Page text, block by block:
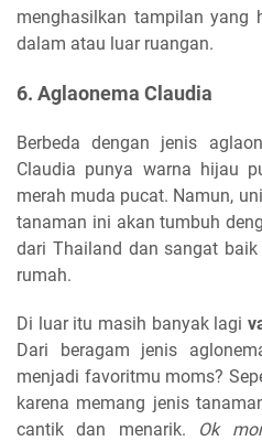
menghasilkan tampilan yang
dalam atau luar ruangan.
6. Aglaonema Claudia
Berbeda dengan jenis
Claudia punya warna hijau
merah muda pucat. Namun,
tanaman ini akan tumbuh
dari Thailand dan sangat
rumah.
Di luar itu masih banyak lagi
Dari beragam jenis
menjadi favoritmu moms?
karena memang jenis
cantik dan menarik. Ok